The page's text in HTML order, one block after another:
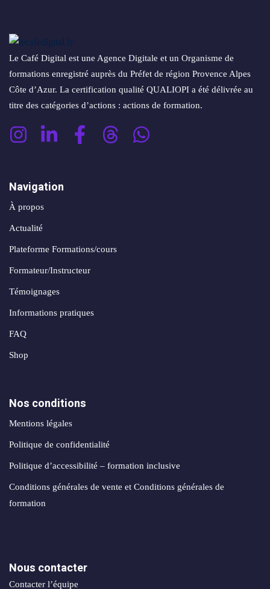
Le Café Digital est une Agence Digitale et un Organisme de
formations enregistré auprès du Préfet de région Provence Alpes
Côte d’Azur. La certification qualité QUALIOPI a été délivrée au
titre des catégories d’actions : actions de formation.
Navigation
À propos
Actualité
Plateforme Formations/cours
Formateur/Instructeur
Témoignages
Informations pratiques
FAQ
Shop
Nos conditions
Mentions légales
Politique de confidentialité
Politique d’accessibilité – formation inclusive
Conditions générales de vente et Conditions générales de
formation
Nous contacter
Contacter l’équipe